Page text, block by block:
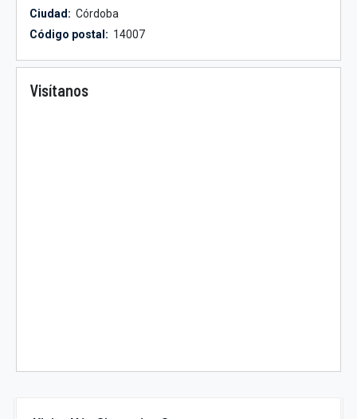
Ciudad: Córdoba
Código postal: 14007
Visítanos